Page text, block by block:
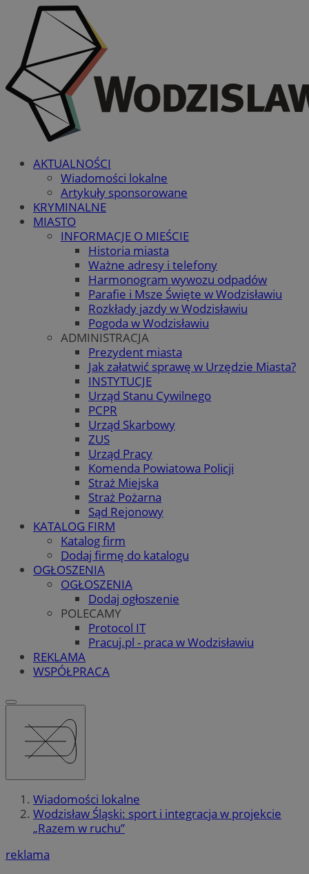
AKTUALNOŚCI
Wiadomości lokalne
Artykuły sponsorowane
KRYMINALNE
MIASTO
INFORMACJE O MIEŚCIE
Historia miasta
Ważne adresy i telefony
Harmonogram wywozu odpadów
Parafie i Msze Święte w Wodzisławiu
Rozkłady jazdy w Wodzisławiu
Pogoda w Wodzisławiu
ADMINISTRACJA
Prezydent miasta
Jak załatwić sprawę w Urzędzie Miasta?
INSTYTUCJE
Urząd Stanu Cywilnego
PCPR
Urząd Skarbowy
ZUS
Urząd Pracy
Komenda Powiatowa Policji
Straż Miejska
Straż Pożarna
Sąd Rejonowy
KATALOG FIRM
Katalog firm
Dodaj firmę do katalogu
OGŁOSZENIA
OGŁOSZENIA
Dodaj ogłoszenie
POLECAMY
Protocol IT
Pracuj.pl - praca w Wodzisławiu
REKLAMA
WSPÓŁPRACA
Wiadomości lokalne
Wodzisław Śląski: sport i integracja w projekcie
„Razem w ruchu”
reklama